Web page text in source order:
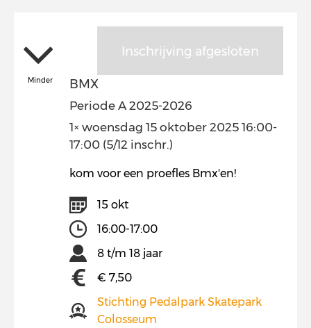
Inschrijving afgesloten
Minder BMX
Periode A 2025-2026
1× woensdag 15 oktober 2025 16:00-
17:00 (5/12 inschr.)
kom voor een proefles Bmx'en!
15 okt
16:00-17:00
8 t/m 18 jaar
€ 7,50
Stichting Pedalpark Skatepark
Colosseum